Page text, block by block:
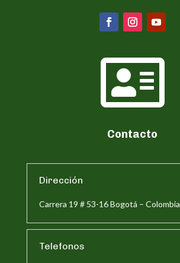

Contacto
Dirección
Carrera 19 # 53-16 Bogotá – Colombia
Telefonos